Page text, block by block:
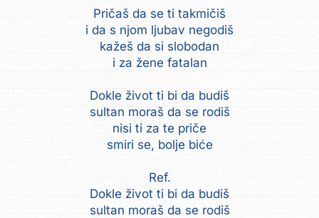
Pričaš da se ti takmičiš
i da s njom ljubav negodiš
kažeš da si slobodan
i za žene fatalan
Dokle život ti bi da budiš
sultan moraš da se rodiš
nisi ti za te priče
smiri se, bolje biće
Ref.
Dokle život ti bi da budiš
sultan moraš da se rodiš